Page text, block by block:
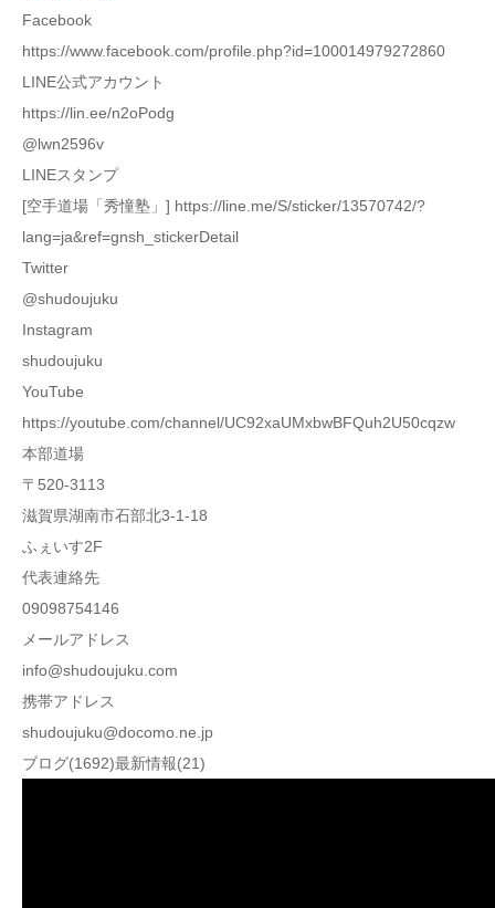
Facebook
https://www.facebook.com/profile.php?id=100014979272860
LINE公式アカウント
https://lin.ee/n2oPodg
@lwn2596v
LINEスタンプ
[空手道場「秀憧塾」] https://line.me/S/sticker/13570742/?
lang=ja&ref=gnsh_stickerDetail
Twitter
@shudoujuku
Instagram
shudoujuku
YouTube
https://youtube.com/channel/UC92xaUMxbwBFQuh2U50cqzw
本部道場
〒520-3113
滋賀県湖南市石部北3-1-18
ふぇいす2F
代表連絡先
09098754146
メールアドレス
info@shudoujuku.com
携帯アドレス
shudoujuku@docomo.ne.jp
ブログ(1692)最新情報(21)